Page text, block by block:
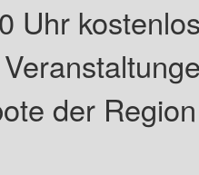
Uhr
der